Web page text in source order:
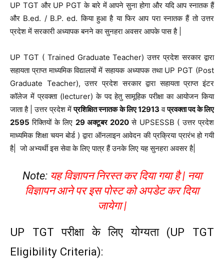
UP TGT और UP PGT के बारे में आपने सुना होगा और यदि आप स्नातक हैं
और B.ed. / B.P. ed. किया हुआ है या फिर आप परा स्नातक हैं तो उत्तर
प्रदेश में सरकारी अध्यापक बनने का सुनहरा अवसर आपके पास है |
UP TGT ( Trained Graduate Teacher) उत्तर प्रदेश सरकार द्वारा
सहायता प्राप्त माध्यमिक विद्यालयों में सहायक अध्यापक तथा UP PGT (Post
Graduate Teacher), उत्तर प्रदेश सरकार द्वारा सहायता प्राप्त इंटर
कॉलेज में प्रवक्ता (lecturer) के पद हेतु सामूहिक परीक्षा का आयोजन किया
जाता है | उत्तर प्रदेश मेंप्रशिक्षित स्नातक के लिए 12913 वप्रवक्ता पद के लिए
2595 रिक्तियों के लिए 29 अक्टूबर 2020से UPSESSB ( उत्तर प्रदेश
माध्यमिक शिक्षा चयन बोर्ड ) द्वारा ऑनलाइन आवेदन की प्रक्रिया प्रारंभ हो गयी
है| जो अभ्यर्थी इस सेवा के लिए पात्र हैं उनके लिए यह सुनहरा अवसर है|
Note: यह विज्ञापन निरस्त कर दिया गया है | नया
विज्ञापन आने पर इस पोस्ट को अपडेट कर दिया
जायेगा |
UP TGT परीक्षा के लिए योग्यता (UP TGT
Eligibility Criteria):